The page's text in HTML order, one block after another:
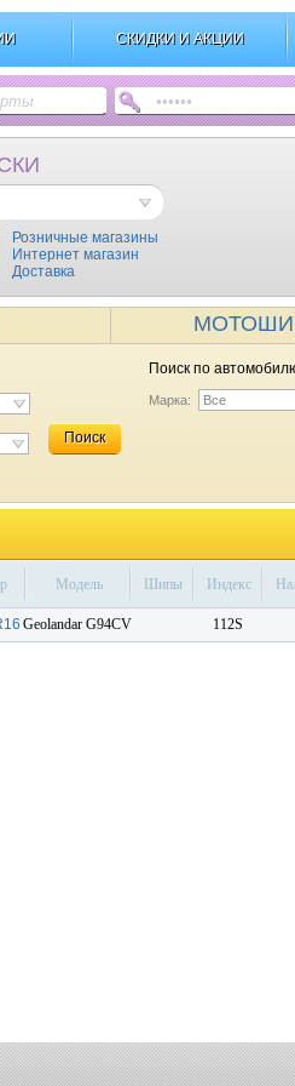
СКИДКИ И АКЦИИ
Розничные магазины
Интернет магазин
Доставка
Поиск
Поиск по
Марка: Все
Модель Шипы Индекс
Geolandar G94CV 112S